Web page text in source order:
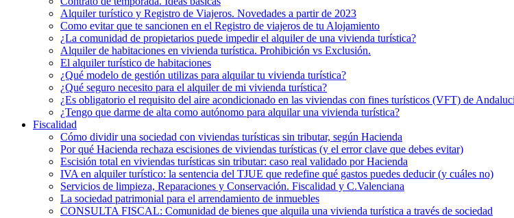
Alquiler turístico y Registro de Viajeros. Novedades a partir de 2023
Como evitar que te sancionen en el Registro de viajeros de tu Alojamiento
¿La comunidad de propietarios puede impedir el alquiler de una vivienda turística?
Alquiler de habitaciones en vivienda turística. Prohibición vs Exclusión.
El alquiler turístico de habitaciones
¿Qué modelo de gestión utilizas para alquilar tu vivienda turística?
¿Qué seguro necesito para el alquiler de mi vivienda turística?
¿Es obligatorio el requisito del aire acondicionado en las viviendas con fines turísticos (VFT) de
¿Tengo que darme de alta como autónomo para alquilar una vivienda turística?
Fiscalidad
Cómo dividir una sociedad con viviendas turísticas sin tributar, según Hacienda
Por qué Hacienda rechaza escisiones de viviendas turísticas (y el error clave que debes evitar)
Escisión total en viviendas turísticas sin tributar: caso real validado por Hacienda
IVA en alquiler turístico: la sentencia del TJUE que redefine qué gastos puedes deducir (y cuáles no)
Servicios de limpieza, Reparaciones y Conservación. Fiscalidad y C.Valenciana
La sociedad patrimonial para el arrendamiento de inmuebles
CONSULTA FISCAL: Comunidad de bienes que alquila una vivienda turística a través de sociedad